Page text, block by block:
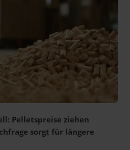
Pelletspreise ziehen
sorgt für längere